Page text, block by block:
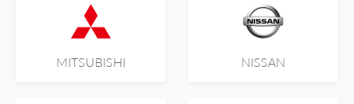
MITSUBISHI NISSAN